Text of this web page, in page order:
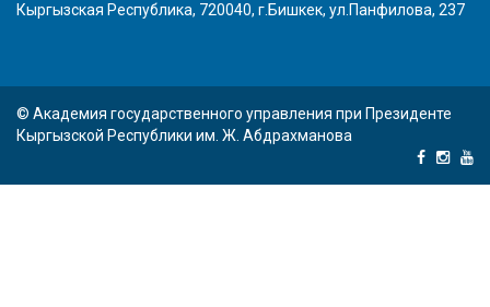
Кыргызская Республика, 720040, г.Бишкек, ул.Панфилова, 237
© Академия государственного управления при Президенте
Кыргызской Республики им. Ж. Абдрахманова